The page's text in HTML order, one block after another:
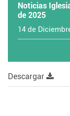
Noticias
de 2025
14 de
Descargar